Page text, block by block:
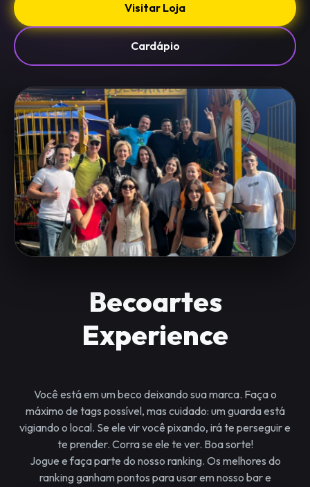
Visitar Loja
Cardápio
Becoartes
Experience
Você está em um beco deixando sua marca. Faça o
máximo de tags possível, mas cuidado: um guarda está
vigiando o local. Se ele vir você pixando, irá te perseguir e
te prender. Corra se ele te ver. Boa sorte!
Jogue e faça parte do nosso ranking. Os melhores do
ranking ganham pontos para usar em nosso bar e